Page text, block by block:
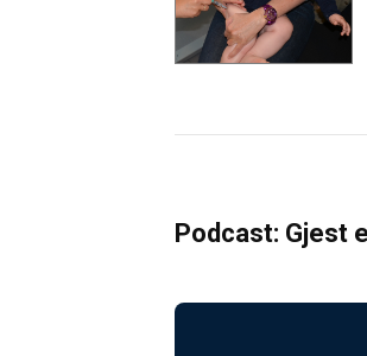
Podcast: Gjest